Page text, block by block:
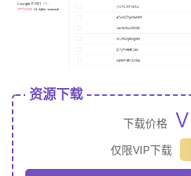
资源下载
下载价格
仅限VIP下载